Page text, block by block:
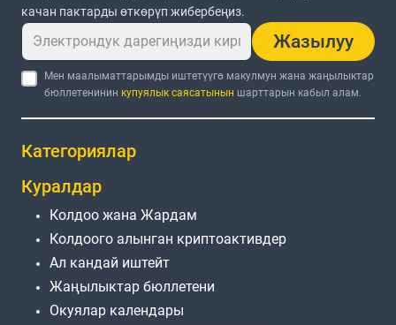
качан пактарды өткөрүп жибербеңиз.
Жазылуу
Мен маалыматтарымды иштетүүгө макулмун жана жаңылыктар
бюллетенинин купуялык саясатынын шарттарын кабыл алам.
Категориялар
Куралдар
Колдоо жана Жардам
Колдоого алынган криптоактивдер
Ал кандай иштейт
Жаңылыктар бюллетени
Окуялар календары